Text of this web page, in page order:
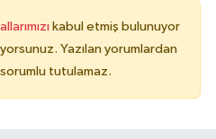
kabul etmiş bulunuyor
Yazılan yorumlardan
tutulamaz.